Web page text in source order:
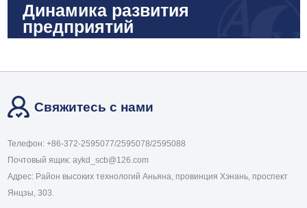
Динамика развития
предприятий
Свяжитесь с нами
Телефон: +86-372-2595077/2595078/2595088
Почтовый ящик: aykd_scb@126.com
Адрес: Район высоких технологий Аньяна, провинция Хэнань, проспект
Янцзы, 303.